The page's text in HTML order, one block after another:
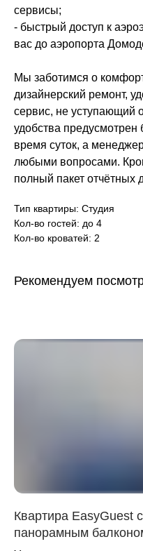
сервисы;
- быстрый доступ к
вас до аэропорта
Мы заботимся о
дизайнерский ремонт,
сервис, не уступающий
удобства предусмотрен
время суток, а
любыми вопросами.
полный пакет отчётных
Тип квартиры: Студия
Кол-во гостей: до 4
Кол-во кроватей: 2
Рекомендуем
Квартира EasyGuest с
панорамным